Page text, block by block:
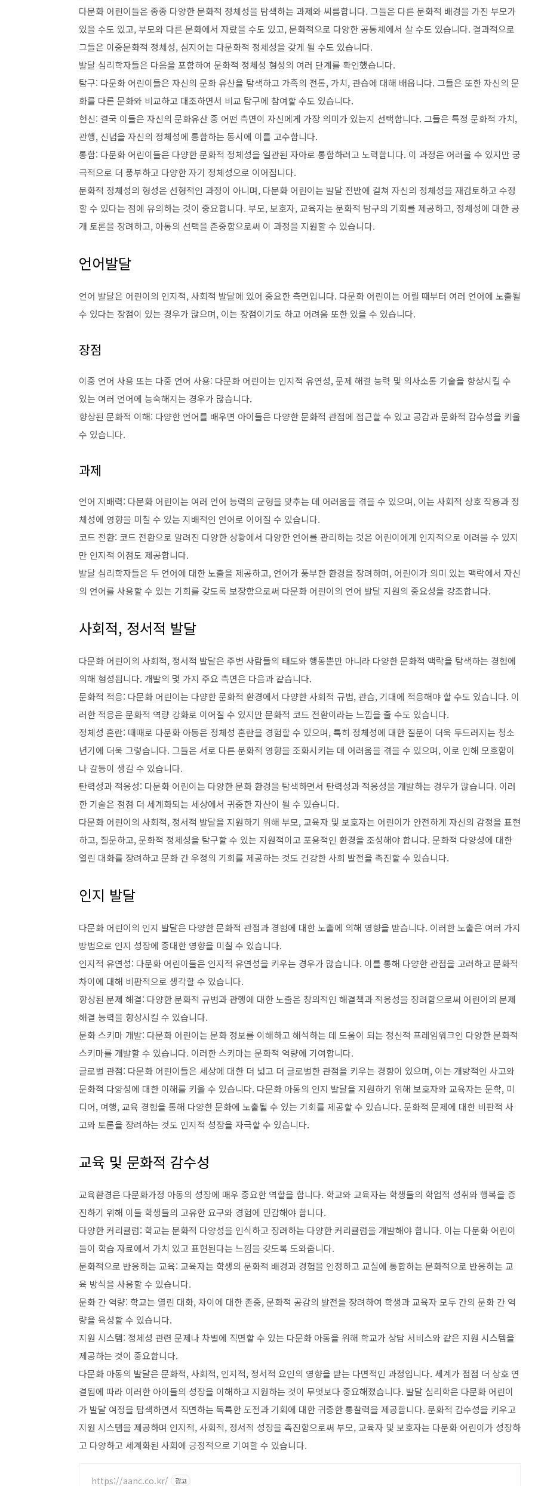
다문화 어린이들은 종종 다양한 문화적 정체성을 탐색하는 과제와 씨름합니다. 그들은 다른 문화적 배경을 가진 부모가
있을 수도 있고, 부모와 다른 문화에서 자랐을 수도 있고, 문화적으로 다양한 공동체에서 살 수도 있습니다. 결과적으로
그들은 이중문화적 정체성, 심지어는 다문화적 정체성을 갖게 될 수도 있습니다.
발달 심리학자들은 다음을 포함하여 문화적 정체성 형성의 여러 단계를 확인했습니다.
탐구: 다문화 어린이들은 자신의 문화 유산을 탐색하고 가족의 전통, 가치, 관습에 대해 배웁니다. 그들은 또한 자신의 문
화를 다른 문화와 비교하고 대조하면서 비교 탐구에 참여할 수도 있습니다.
헌신: 결국 이들은 자신의 문화유산 중 어떤 측면이 자신에게 가장 의미가 있는지 선택합니다. 그들은 특정 문화적 가치,
관행, 신념을 자신의 정체성에 통합하는 동시에 이를 고수합니다.
통합: 다문화 어린이들은 다양한 문화적 정체성을 일관된 자아로 통합하려고 노력합니다. 이 과정은 어려울 수 있지만 궁
극적으로 더 풍부하고 다양한 자기 정체성으로 이어집니다.
문화적 정체성의 형성은 선형적인 과정이 아니며, 다문화 어린이는 발달 전반에 걸쳐 자신의 정체성을 재검토하고 수정
할 수 있다는 점에 유의하는 것이 중요합니다. 부모, 보호자, 교육자는 문화적 탐구의 기회를 제공하고, 정체성에 대한 공
개 토론을 장려하고, 아동의 선택을 존중함으로써 이 과정을 지원할 수 있습니다.
언어발달
언어 발달은 어린이의 인지적, 사회적 발달에 있어 중요한 측면입니다. 다문화 어린이는 어릴 때부터 여러 언어에 노출될
수 있다는 장점이 있는 경우가 많으며, 이는 장점이기도 하고 어려움 또한 있을 수 있습니다.
장점
이중 언어 사용 또는 다중 언어 사용: 다문화 어린이는 인지적 유연성, 문제 해결 능력 및 의사소통 기술을 향상시킬 수
있는 여러 언어에 능숙해지는 경우가 많습니다.
향상된 문화적 이해: 다양한 언어를 배우면 아이들은 다양한 문화적 관점에 접근할 수 있고 공감과 문화적 감수성을 키울
수 있습니다.
과제
언어 지배력: 다문화 어린이는 여러 언어 능력의 균형을 맞추는 데 어려움을 겪을 수 있으며, 이는 사회적 상호 작용과 정
체성에 영향을 미칠 수 있는 지배적인 언어로 이어질 수 있습니다.
코드 전환: 코드 전환으로 알려진 다양한 상황에서 다양한 언어를 관리하는 것은 어린이에게 인지적으로 어려울 수 있지
만 인지적 이점도 제공합니다.
발달 심리학자들은 두 언어에 대한 노출을 제공하고, 언어가 풍부한 환경을 장려하며, 어린이가 의미 있는 맥락에서 자신
의 언어를 사용할 수 있는 기회를 갖도록 보장함으로써 다문화 어린이의 언어 발달 지원의 중요성을 강조합니다.
사회적, 정서적 발달
다문화 어린이의 사회적, 정서적 발달은 주변 사람들의 태도와 행동뿐만 아니라 다양한 문화적 맥락을 탐색하는 경험에
의해 형성됩니다. 개발의 몇 가지 주요 측면은 다음과 같습니다.
문화적 적응: 다문화 어린이는 다양한 문화적 환경에서 다양한 사회적 규범, 관습, 기대에 적응해야 할 수도 있습니다. 이
러한 적응은 문화적 역량 강화로 이어질 수 있지만 문화적 코드 전환이라는 느낌을 줄 수도 있습니다.
정체성 혼란: 때때로 다문화 아동은 정체성 혼란을 경험할 수 있으며, 특히 정체성에 대한 질문이 더욱 두드러지는 청소
년기에 더욱 그렇습니다. 그들은 서로 다른 문화적 영향을 조화시키는 데 어려움을 겪을 수 있으며, 이로 인해 모호함이
나 갈등이 생길 수 있습니다.
탄력성과 적응성: 다문화 어린이는 다양한 문화 환경을 탐색하면서 탄력성과 적응성을 개발하는 경우가 많습니다. 이러
한 기술은 점점 더 세계화되는 세상에서 귀중한 자산이 될 수 있습니다.
다문화 어린이의 사회적, 정서적 발달을 지원하기 위해 부모, 교육자 및 보호자는 어린이가 안전하게 자신의 감정을 표현
하고, 질문하고, 문화적 정체성을 탐구할 수 있는 지원적이고 포용적인 환경을 조성해야 합니다. 문화적 다양성에 대한
열린 대화를 장려하고 문화 간 우정의 기회를 제공하는 것도 건강한 사회 발전을 촉진할 수 있습니다.
인지 발달
다문화 어린이의 인지 발달은 다양한 문화적 관점과 경험에 대한 노출에 의해 영향을 받습니다. 이러한 노출은 여러 가지
방법으로 인지 성장에 중대한 영향을 미칠 수 있습니다.
인지적 유연성: 다문화 어린이들은 인지적 유연성을 키우는 경우가 많습니다. 이를 통해 다양한 관점을 고려하고 문화적
차이에 대해 비판적으로 생각할 수 있습니다.
향상된 문제 해결: 다양한 문화적 규범과 관행에 대한 노출은 창의적인 해결책과 적응성을 장려함으로써 어린이의 문제
해결 능력을 향상시킬 수 있습니다.
문화 스키마 개발: 다문화 어린이는 문화 정보를 이해하고 해석하는 데 도움이 되는 정신적 프레임워크인 다양한 문화적
스키마를 개발할 수 있습니다. 이러한 스키마는 문화적 역량에 기여합니다.
글로벌 관점: 다문화 어린이들은 세상에 대한 더 넓고 더 글로벌한 관점을 키우는 경향이 있으며, 이는 개방적인 사고와
문화적 다양성에 대한 이해를 키울 수 있습니다. 다문화 아동의 인지 발달을 지원하기 위해 보호자와 교육자는 문학, 미
디어, 여행, 교육 경험을 통해 다양한 문화에 노출될 수 있는 기회를 제공할 수 있습니다. 문화적 문제에 대한 비판적 사
고와 토론을 장려하는 것도 인지적 성장을 자극할 수 있습니다.
교육 및 문화적 감수성
교육환경은 다문화가정 아동의 성장에 매우 중요한 역할을 합니다. 학교와 교육자는 학생들의 학업적 성취와 행복을 증
진하기 위해 이들 학생들의 고유한 요구와 경험에 민감해야 합니다.
다양한 커리큘럼: 학교는 문화적 다양성을 인식하고 장려하는 다양한 커리큘럼을 개발해야 합니다. 이는 다문화 어린이
들이 학습 자료에서 가치 있고 표현된다는 느낌을 갖도록 도와줍니다.
문화적으로 반응하는 교육: 교육자는 학생의 문화적 배경과 경험을 인정하고 교실에 통합하는 문화적으로 반응하는 교
육 방식을 사용할 수 있습니다.
문화 간 역량: 학교는 열린 대화, 차이에 대한 존중, 문화적 공감의 발전을 장려하여 학생과 교육자 모두 간의 문화 간 역
량을 육성할 수 있습니다.
지원 시스템: 정체성 관련 문제나 차별에 직면할 수 있는 다문화 아동을 위해 학교가 상담 서비스와 같은 지원 시스템을
제공하는 것이 중요합니다.
다문화 아동의 발달은 문화적, 사회적, 인지적, 정서적 요인의 영향을 받는 다면적인 과정입니다. 세계가 점점 더 상호 연
결됨에 따라 이러한 아이들의 성장을 이해하고 지원하는 것이 무엇보다 중요해졌습니다. 발달 심리학은 다문화 어린이
가 발달 여정을 탐색하면서 직면하는 독특한 도전과 기회에 대한 귀중한 통찰력을 제공합니다. 문화적 감수성을 키우고
지원 시스템을 제공하며 인지적, 사회적, 정서적 성장을 촉진함으로써 부모, 교육자 및 보호자는 다문화 어린이가 성장하
고 다양하고 세계화된 사회에 긍정적으로 기여할 수 있습니다.
https://aanc.co.kr/ 광고